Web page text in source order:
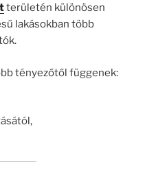
területén különösen
lakásokban több
tényezőtől függenek: